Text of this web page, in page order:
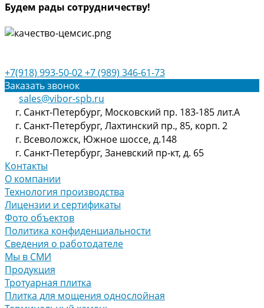
Будем рады сотрудничеству!
+7(918) 993-50-02+7 (989) 346-61-73
Заказать звонок
sales@vibor-spb.ru
г. Санкт-Петербург, Московский пр. 183-185 лит.А
г. Санкт-Петербург, Лахтинский пр., 85, корп. 2
г. Всеволожск, Южное шоссе, д.148
г. Санкт-Петербург, Заневский пр-кт, д. 65
Контакты
О компании
Технология производства
Лицензии и сертификаты
Фото объектов
Политика конфиденциальности
Сведения о работодателе
Мы в СМИ
Продукция
Тротуарная плитка
Плитка для мощения однослойная